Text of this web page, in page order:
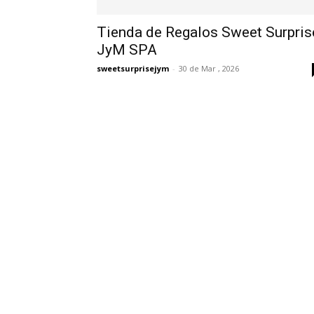
Tienda de Regalos Sweet
JyM SPA
sweetsurprisejym - 30 de Mar , 2026